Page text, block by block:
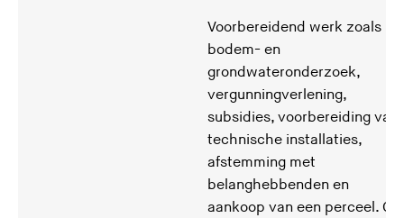
Voorbereidend werk zoals
bodem- en
grondwateronderzoek,
vergunningverlening,
subsidies, voorbereiding van
technische installaties,
afstemming met
belanghebbenden en
aankoop van een perceel.